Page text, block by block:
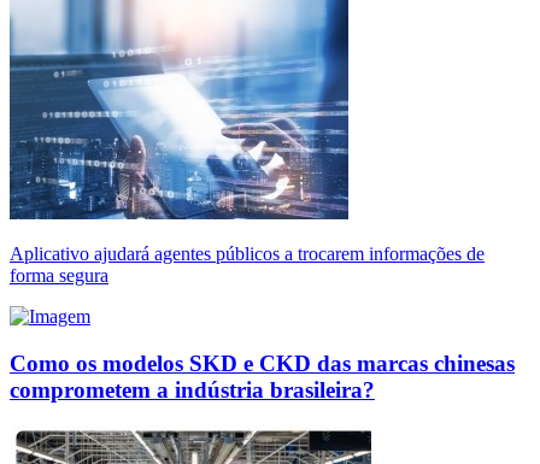
Aplicativo ajudará agentes públicos a trocarem informações de
forma segura
Como os modelos SKD e CKD das marcas chinesas
comprometem a indústria brasileira?